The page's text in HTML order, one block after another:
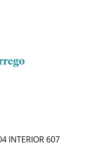
INTERIOR 607